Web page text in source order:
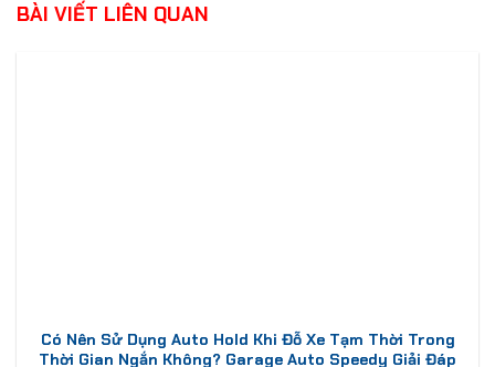
BÀI VIẾT LIÊN QUAN
Có Nên Sử Dụng Auto Hold Khi Đỗ Xe Tạm Thời Trong
Thời Gian Ngắn Không? Garage Auto Speedy Giải Đáp